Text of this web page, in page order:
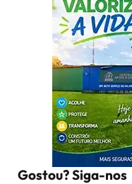
Gostou? Siga-nos